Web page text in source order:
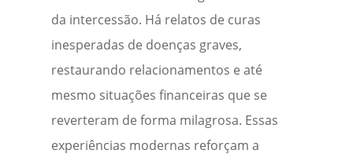
da intercessão. Há relatos de curas
inesperadas de doenças graves,
restaurando relacionamentos e até
mesmo situações financeiras que se
reverteram de forma milagrosa. Essas
experiências modernas reforçam a